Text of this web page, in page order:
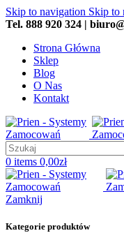
Skip to navigation Skip to
Tel. 888 920 324 |
Strona Główna
Sklep
Blog
O Nas
Kontakt
0 items 0,00zł
Zamknij
Kategorie produktów